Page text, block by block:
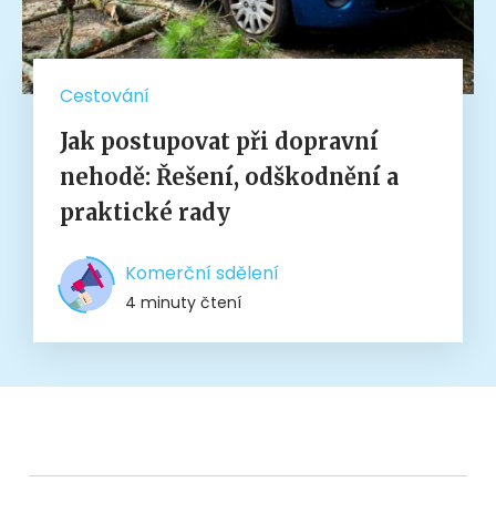
Cestování
Jak postupovat při dopravní
nehodě: Řešení, odškodnění a
praktické rady
Komerční sdělení
4 minuty čtení